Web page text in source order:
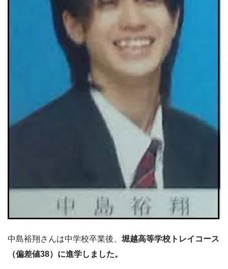
中島裕翔さんは中学校卒業後、 堀越高等学校トレイコース
（偏差値38）に進学しました。